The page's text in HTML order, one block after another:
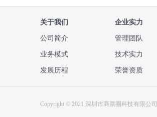
关于我们
公司简介
业务模式
发展历程
企业实力
管理团队
技术实力
荣誉资质
Copyright © 2021 深圳市商票圈科技有限公司